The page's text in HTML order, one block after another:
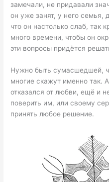
замечали, не придавали
он уже занят, у него семья,
что он настолько слаб, так
много времени, чтобы он
эти вопросы придётся
Нужно быть сумасшедшей,
многие скажут именно так.
отказался от любви, ещё и
поверить им, или своему
принять любое решение.